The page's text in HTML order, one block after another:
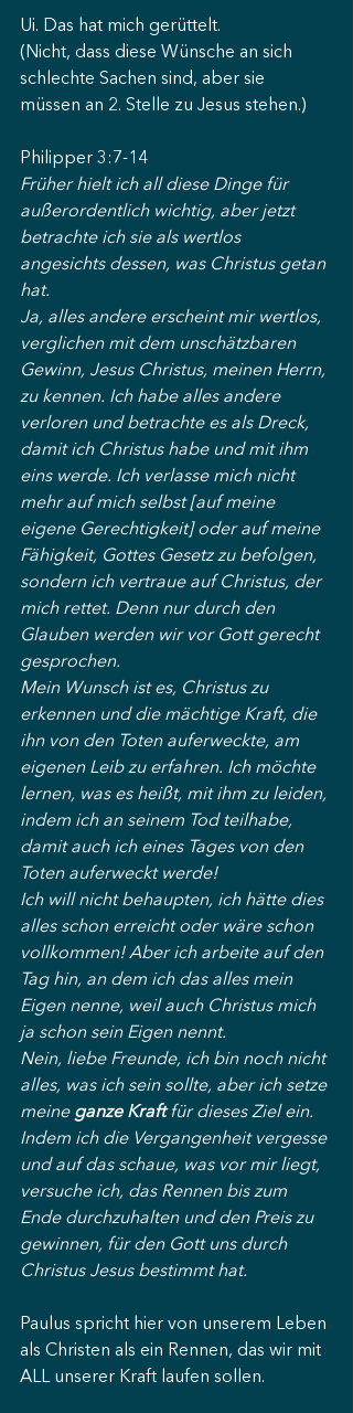
Ui. Das hat mich gerüttelt.
(Nicht, dass diese Wünsche an sich
schlechte Sachen sind, aber sie
müssen an 2. Stelle zu Jesus stehen.)
Philipper 3:7-14
Früher hielt ich all diese Dinge für
außerordentlich wichtig, aber jetzt
betrachte ich sie als wertlos
angesichts dessen, was Christus getan
hat.
Ja, alles andere erscheint mir wertlos,
verglichen mit dem unschätzbaren
Gewinn, Jesus Christus, meinen Herrn,
zu kennen. Ich habe alles andere
verloren und betrachte es als Dreck,
damit ich Christus habe und mit ihm
eins werde. Ich verlasse mich nicht
mehr auf mich selbst [auf meine
eigene Gerechtigkeit] oder auf meine
Fähigkeit, Gottes Gesetz zu befolgen,
sondern ich vertraue auf Christus, der
mich rettet. Denn nur durch den
Glauben werden wir vor Gott gerecht
gesprochen.
Mein Wunsch ist es, Christus zu
erkennen und die mächtige Kraft, die
ihn von den Toten auferweckte, am
eigenen Leib zu erfahren. Ich möchte
lernen, was es heißt, mit ihm zu leiden,
indem ich an seinem Tod teilhabe,
damit auch ich eines Tages von den
Toten auferweckt werde!
Ich will nicht behaupten, ich hätte dies
alles schon erreicht oder wäre schon
vollkommen! Aber ich arbeite auf den
Tag hin, an dem ich das alles mein
Eigen nenne, weil auch Christus mich
ja schon sein Eigen nennt.
Nein, liebe Freunde, ich bin noch nicht
alles, was ich sein sollte, aber ich setze
meine ganze Kraft für dieses Ziel ein.
Indem ich die Vergangenheit vergesse
und auf das schaue, was vor mir liegt,
versuche ich, das Rennen bis zum
Ende durchzuhalten und den Preis zu
gewinnen, für den Gott uns durch
Christus Jesus bestimmt hat.
Paulus spricht hier von unserem Leben
als Christen als ein Rennen, das wir mit
ALL unserer Kraft laufen sollen.